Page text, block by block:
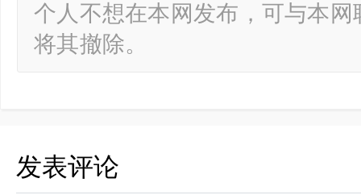
个人不想在本网发布，可与本
将其撤除。
发表评论